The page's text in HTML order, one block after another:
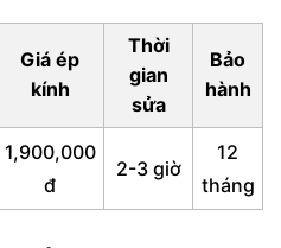
khi ép mới
Giá ép
kính
Thời
gian
sửa
Bảo
hành
1,900,000
đ
2-3 giờ
12
tháng